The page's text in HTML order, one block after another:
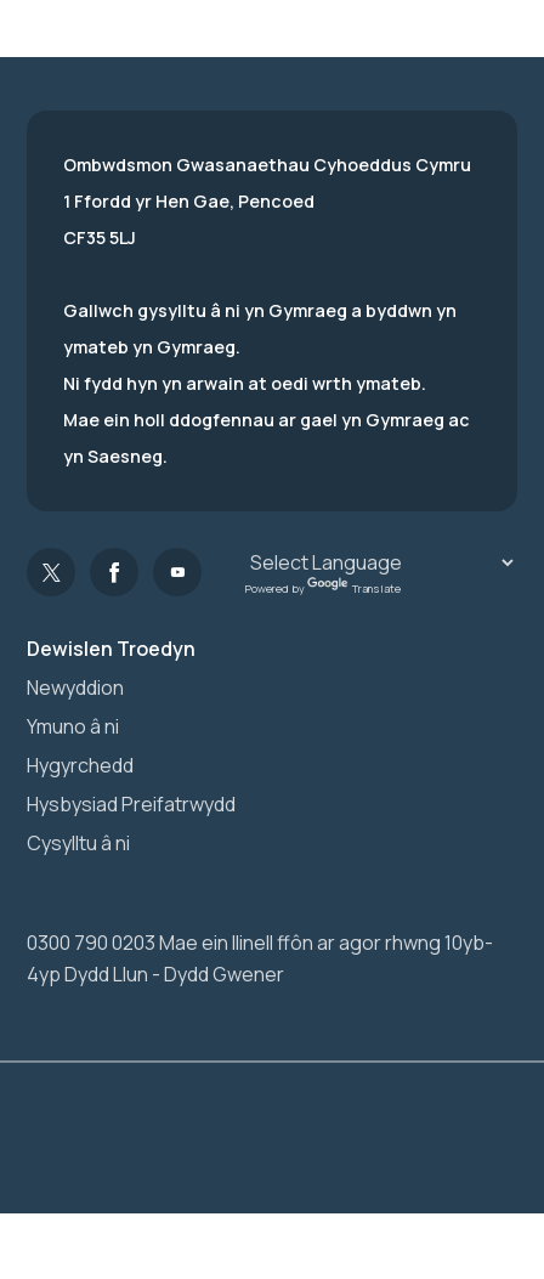
Dewislen Troedyn
Newyddion
Ymuno â ni
Hygyrchedd
Hysbysiad Preifatrwydd
Cysylltu â ni
0300 790 0203 Mae ein llinell ffôn ar agor rhwng 10yb-
4yp Dydd Llun - Dydd Gwener
Ombwdsmon Gwasanaethau Cyhoeddus Cymru
1 Ffordd yr Hen Gae, Pencoed
CF35 5LJ
Gallwch gysylltu â ni yn Gymraeg a byddwn yn
ymateb yn Gymraeg.
Ni fydd hyn yn arwain at oedi wrth ymateb.
Mae ein holl ddogfennau ar gael yn Gymraeg ac
yn Saesneg.
Powered by Translate